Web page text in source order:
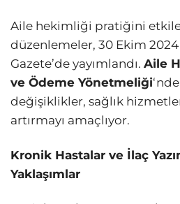
Aile hekimliği pratiğini
düzenlemeler, 30 Ekim
Gazete’de yayımlandı. Aile
ve Ödeme Yönetmeliği
değişiklikler, sağlık
artırmayı amaçlıyor.
Kronik Hastalar ve İlaç
Yaklaşımlar